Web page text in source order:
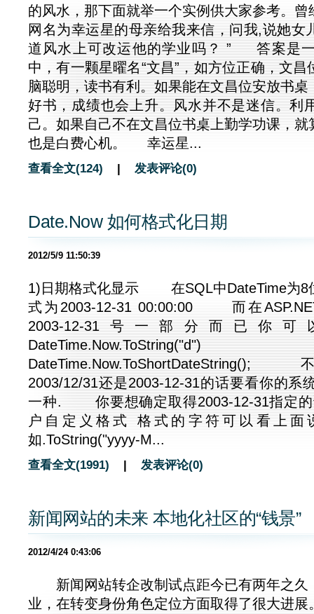
的风水，那下面就举一个实例供大家参考。
网名为幸运星的母亲给我来信，问我,说她女
道风水上可改运他的学业吗？ ” 答案是
中，有一颗星曜名“文昌”，如方位正确，文
脑聪明，读书有利。如果能在文昌位安放书
好书，成绩也会上升。风水并不是迷信。利
己。如果自己不在文昌位书桌上勤学功课，
也是白费心机。 幸运星...
查看全文(124) | 发表评论(0)
Date.Now 如何格式化日期
2012/5/9 11:50:39
1)日期格式化显示 在SQL中DateTime为8
式为2003-12-31 00:00:00 而在
2003-12-31号一部分而
DateTime.Now.ToShortDateString();
2003/12/31还是2003-12-31的话要看你的系
一种. 你要想确定取得2003-12-31指定的
户自定义格式 格式的字符可以看
如.ToString("yyyy-M...
查看全文(1991) | 发表评论(0)
新闻网站的未来 本地化社区的“钱景”
2012/4/24 0:43:06
新闻网站转企改制试点距今已有两年之久
业，在转变身份角色定位方面取得了很大进